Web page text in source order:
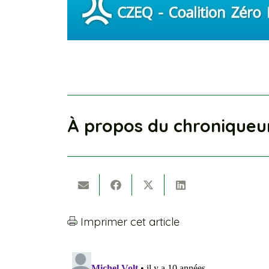
À propos du
Imprimer cet article